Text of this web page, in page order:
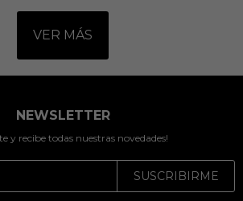
VER MÁS
NEWSLETTER
y recibe todas nuestras novedades!
SUSCRIBIRME